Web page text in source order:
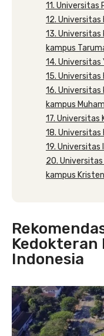
11. Universitas
12.
13.
kampus
14. Universitas
15. Universitas
16.
kampus
17. Universitas
18. Universitas
19. Universitas
20.
kampus
Kedokteran
Indonesia